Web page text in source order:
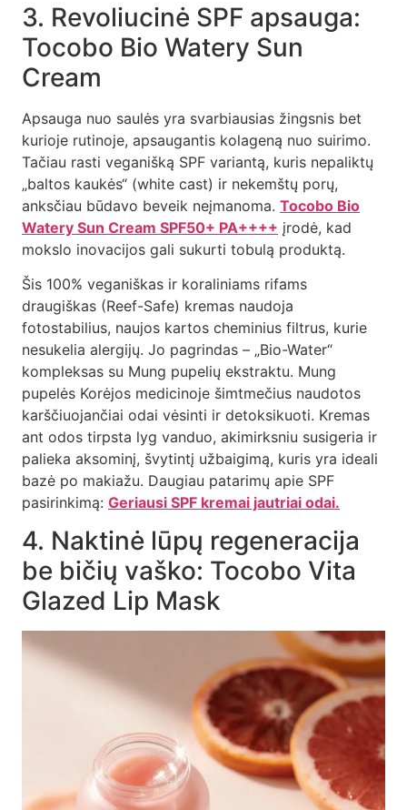
3. Revoliucinė SPF apsauga:
Tocobo Bio Watery Sun
Cream
Apsauga nuo saulės yra svarbiausias žingsnis bet
kurioje rutinoje, apsaugantis kolageną nuo suirimo.
Tačiau rasti veganišką SPF variantą, kuris nepaliktų
„baltos kaukės“ (white cast) ir nekemštų porų,
anksčiau būdavo beveik neįmanoma. Tocobo Bio
Watery Sun Cream SPF50+ PA++++ įrodė, kad
mokslo inovacijos gali sukurti tobulą produktą.
Šis 100% veganiškas ir koraliniams rifams
draugiškas (Reef-Safe) kremas naudoja
fotostabilius, naujos kartos cheminius filtrus, kurie
nesukelia alergijų. Jo pagrindas – „Bio-Water“
kompleksas su Mung pupelių ekstraktu. Mung
pupelės Korėjos medicinoje šimtmečius naudotos
karščiuojančiai odai vėsinti ir detoksikuoti. Kremas
ant odos tirpsta lyg vanduo, akimirksniu susigeria ir
palieka aksominį, švytintį užbaigimą, kuris yra ideali
bazė po makiažu. Daugiau patarimų apie SPF
pasirinkimą: Geriausi SPF kremai jautriai odai.
4. Naktinė lūpų regeneracija
be bičių vaško: Tocobo Vita
Glazed Lip Mask